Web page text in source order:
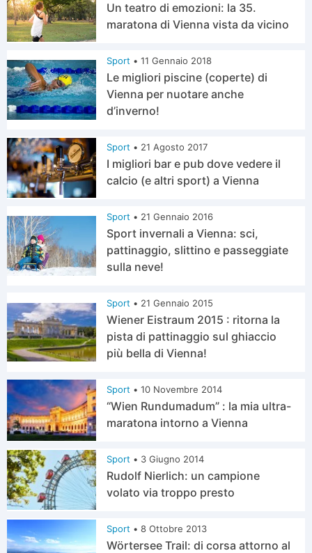
Un teatro di emozioni: la 35.
maratona di Vienna vista da vicino
Sport • 11 Gennaio 2018
Le migliori piscine (coperte) di
Vienna per nuotare anche
d’inverno!
Sport • 21 Agosto 2017
I migliori bar e pub dove vedere il
calcio (e altri sport) a Vienna
Sport • 21 Gennaio 2016
Sport invernali a Vienna: sci,
pattinaggio, slittino e passeggiate
sulla neve!
Sport • 21 Gennaio 2015
Wiener Eistraum 2015 : ritorna la
pista di pattinaggio sul ghiaccio
più bella di Vienna!
Sport • 10 Novembre 2014
“Wien Rundumadum” : la mia ultra-
maratona intorno a Vienna
Sport • 3 Giugno 2014
Rudolf Nierlich: un campione
volato via troppo presto
Sport • 8 Ottobre 2013
Wörtersee Trail: di corsa attorno al